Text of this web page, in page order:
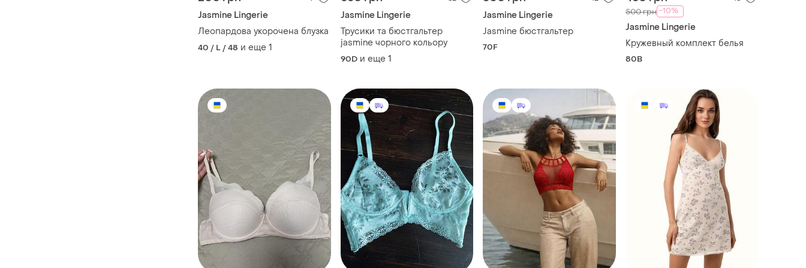
Jasmine Lingerie
Леопардова укорочена блузка
40 / L / 48 и еще 1
Jasmine Lingerie
Трусики та бюстгальтер
jasmine чорного кольору
90D и еще 1
Jasmine Lingerie
Jasmine бюстгальтер
70F
500 грн -10%
Jasmine Lingerie
Кружевный комплект белья
80B